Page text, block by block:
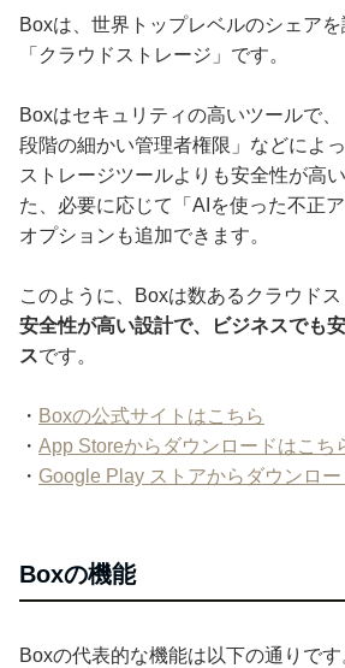
Boxは、世界トップレベルのシェア
「クラウドストレージ」です。
Boxはセキュリティの高いツールで
段階の細かい管理者権限」などによ
ストレージツールよりも安全性が高
た、必要に応じて「AIを使った不正
オプションも追加できます。
このように、Boxは数あるクラウド
安全性が高い設計で、ビジネスでも
スです。
・ Boxの公式サイトはこちら
・ App Storeからダウンロードはこち
・ Google Play ストアからダウンロ
Boxの機能
Boxの代表的な機能は以下の通りで